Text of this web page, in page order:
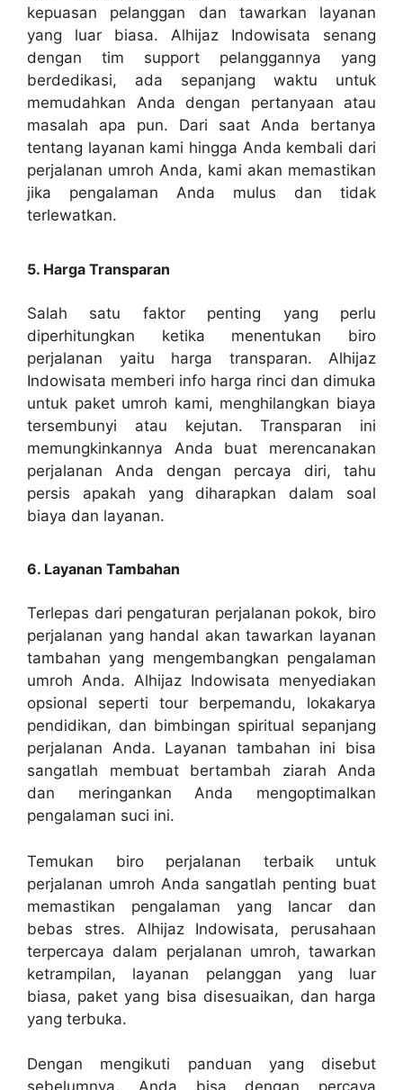
kepuasan pelanggan dan tawarkan layanan
yang luar biasa. Alhijaz Indowisata senang
dengan tim support pelanggannya yang
berdedikasi, ada sepanjang waktu untuk
memudahkan Anda dengan pertanyaan atau
masalah apa pun. Dari saat Anda bertanya
tentang layanan kami hingga Anda kembali dari
perjalanan umroh Anda, kami akan memastikan
jika pengalaman Anda mulus dan tidak
terlewatkan.
5. Harga Transparan
Salah satu faktor penting yang perlu
diperhitungkan ketika menentukan biro
perjalanan yaitu harga transparan. Alhijaz
Indowisata memberi info harga rinci dan dimuka
untuk paket umroh kami, menghilangkan biaya
tersembunyi atau kejutan. Transparan ini
memungkinkannya Anda buat merencanakan
perjalanan Anda dengan percaya diri, tahu
persis apakah yang diharapkan dalam soal
biaya dan layanan.
6. Layanan Tambahan
Terlepas dari pengaturan perjalanan pokok, biro
perjalanan yang handal akan tawarkan layanan
tambahan yang mengembangkan pengalaman
umroh Anda. Alhijaz Indowisata menyediakan
opsional seperti tour berpemandu, lokakarya
pendidikan, dan bimbingan spiritual sepanjang
perjalanan Anda. Layanan tambahan ini bisa
sangatlah membuat bertambah ziarah Anda
dan meringankan Anda mengoptimalkan
pengalaman suci ini.
Temukan biro perjalanan terbaik untuk
perjalanan umroh Anda sangatlah penting buat
memastikan pengalaman yang lancar dan
bebas stres. Alhijaz Indowisata, perusahaan
terpercaya dalam perjalanan umroh, tawarkan
ketrampilan, layanan pelanggan yang luar
biasa, paket yang bisa disesuaikan, dan harga
yang terbuka.
Dengan mengikuti panduan yang disebut
sebelumnya, Anda bisa dengan percaya